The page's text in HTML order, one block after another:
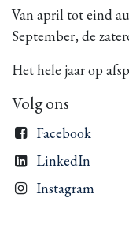
Van april tot eind
September, de
Het hele jaar op
Volg ons
Facebook
LinkedIn
Instagram